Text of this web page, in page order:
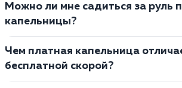
Можно ли мне садиться за руль
капельницы?
Чем платная капельница
бесплатной скорой?